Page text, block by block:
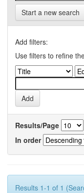
Start a new search
Add filters:
Use filters to refine
Results/Page
In order
Results 1-1 of 1